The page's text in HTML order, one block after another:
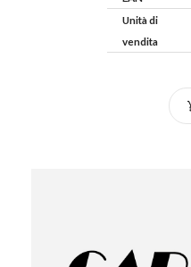
Unità di
vendita